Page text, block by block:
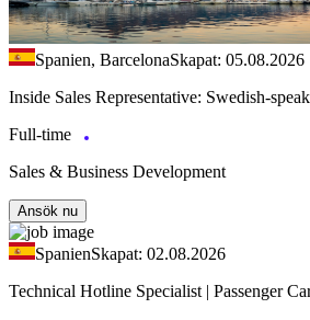
Spanien, BarcelonaSkapat: 05.08.2026
Inside Sales Representative: Swedish-
Full-time
Sales & Business Development
Ansök nu
SpanienSkapat: 02.08.2026
Technical Hotline Specialist | Passenger